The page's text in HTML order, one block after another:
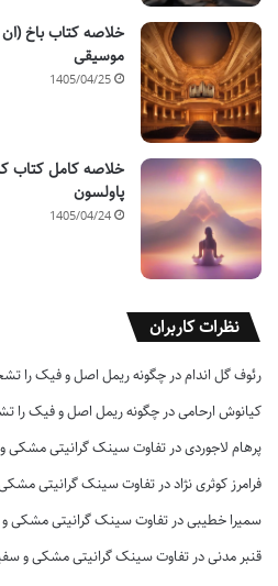
خلاصه کتاب باخ (ان
موسیقی
1405/04/25
خلاصه کامل کتاب
پاولسون
1405/04/24
نظرات کاربران
رئوف گل اندامدر چگونه ریمل اصل و فیک را
کیانوش ارحامیدر چگونه ریمل اصل و فیک را
پرهام لاجوردیدر تفاوت سینک گرانیتی مشکی
فرامرز کوثری نژاددر تفاوت سینک گرانیتی
سمیرا خطیبیدر تفاوت سینک گرانیتی مشکی
قنبر مدنیدر تفاوت سینک گرانیتی مشکی و